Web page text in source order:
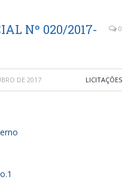
Nº 020/2017-
0
DE 2017 LICITAÇÕES